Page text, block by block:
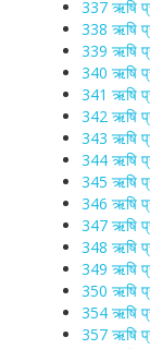
337 ऋषि
338 ऋषि
339 ऋषि
340 ऋषि
341 ऋषि
342 ऋषि
343 ऋषि
344 ऋषि
345 ऋषि
346 ऋषि
347 ऋषि
348 ऋषि
349 ऋषि
350 ऋषि
354 ऋषि
357 ऋषि